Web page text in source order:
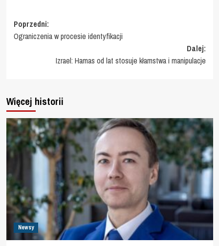
Zobacz
wpisy
Poprzedni:
Ograniczenia w procesie identyfikacji
Dalej:
Izrael: Hamas od lat stosuje kłamstwa i manipulacje
Więcej historii
Newsy